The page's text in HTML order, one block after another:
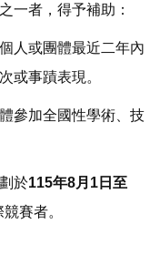
一者，得予補助：
人或團體最近二年內
或事蹟表現。
參加全國性學術、技
於115年8月1日至
賽者。